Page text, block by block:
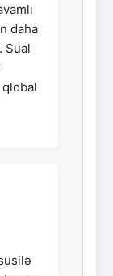
daha
Sual
qlobal